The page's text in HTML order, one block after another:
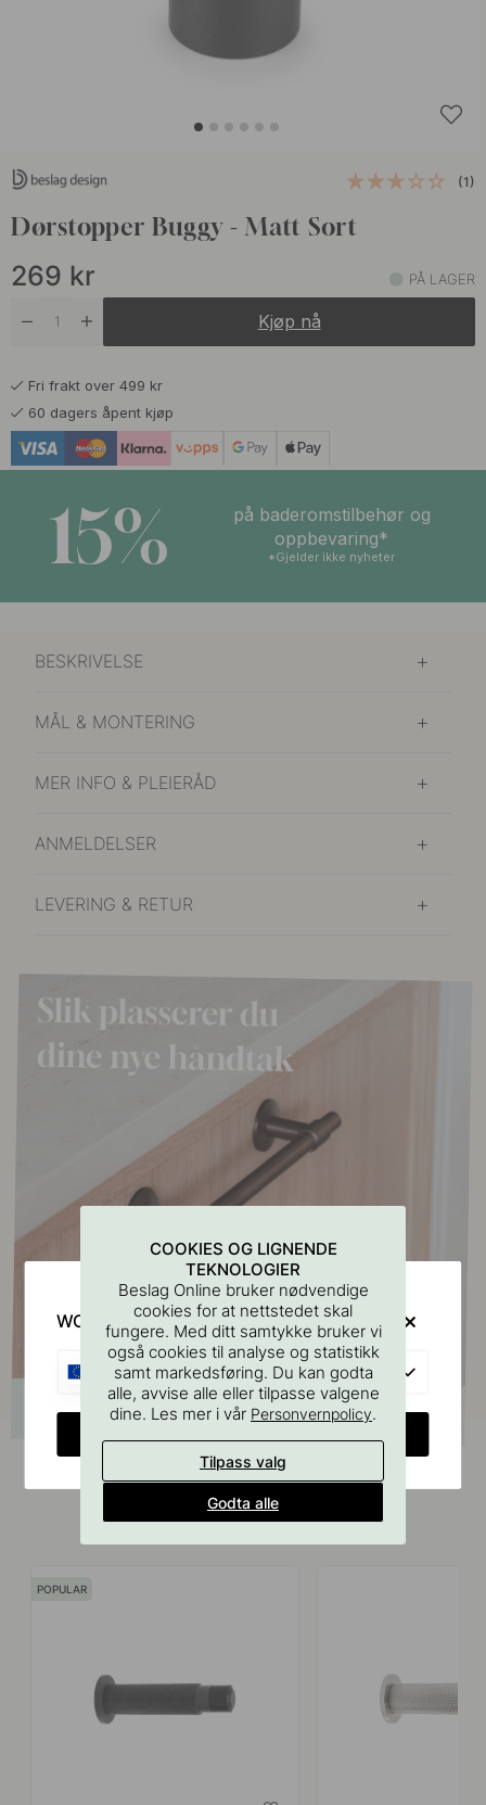
(1)
Dørstopper Buggy - Matt Sort
269 kr PÅ LAGER
Kjøp nå
Fri frakt over 499 kr
60 dagers åpent kjøp
15%
på baderomstilbehør og
oppbevaring*
*Gjelder ikke nyheter
BESKRIVELSE
MÅL & MONTERING
MER INFO & PLEIERÅD
ANMELDELSER
LEVERING & RETUR
Tilbehør & relaterte produkter
POPULAR
COOKIES OG LIGNENDE
TEKNOLOGIER
Beslag Online bruker nødvendige
cookies for at nettstedet skal
fungere. Med ditt samtykke bruker vi
også cookies til analyse og statistikk
samt markedsføring. Du kan godta
alle, avvise alle eller tilpasse valgene
dine. Les mer i vår Personvernpolicy.
Tilpass valg
Godta alle
WOULD YOU RATHER VISIT?
EU